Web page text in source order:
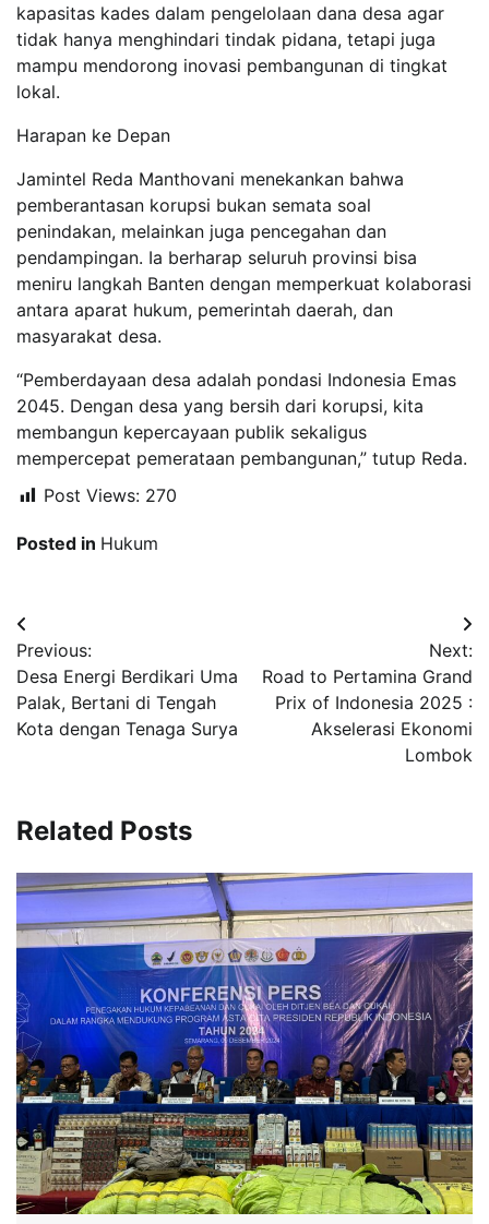
kapasitas kades dalam pengelolaan dana desa agar
tidak hanya menghindari tindak pidana, tetapi juga
mampu mendorong inovasi pembangunan di tingkat
lokal.
Harapan ke Depan
Jamintel Reda Manthovani menekankan bahwa
pemberantasan korupsi bukan semata soal
penindakan, melainkan juga pencegahan dan
pendampingan. Ia berharap seluruh provinsi bisa
meniru langkah Banten dengan memperkuat kolaborasi
antara aparat hukum, pemerintah daerah, dan
masyarakat desa.
“Pemberdayaan desa adalah pondasi Indonesia Emas
2045. Dengan desa yang bersih dari korupsi, kita
membangun kepercayaan publik sekaligus
mempercepat pemerataan pembangunan,” tutup Reda.
Post Views: 270
Posted in Hukum
Navigasi
pos
Previous:
Desa Energi Berdikari Uma
Palak, Bertani di Tengah
Kota dengan Tenaga Surya
Next:
Road to Pertamina Grand
Prix of Indonesia 2025 :
Akselerasi Ekonomi
Lombok
Related Posts